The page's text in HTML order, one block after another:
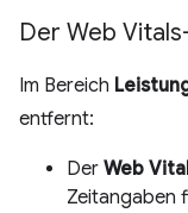
Der Web
Im Bereich
entfernt:
Der Web
Zeitangaben